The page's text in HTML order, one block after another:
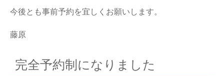
今後とも事前予約を宜しくお願いします。
藤原
完全予約制になりました